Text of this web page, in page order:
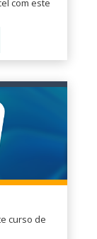
com este
curso de